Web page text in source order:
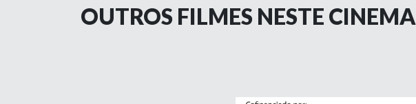
OUTROS FILMES NESTE CINEMA